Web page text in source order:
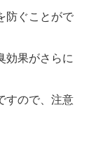
防ぐことがで
効果がさらに
すので、注意